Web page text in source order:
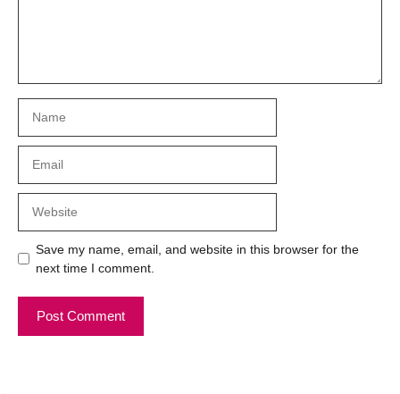
Save my name, email, and website in this browser for the
next time I comment.